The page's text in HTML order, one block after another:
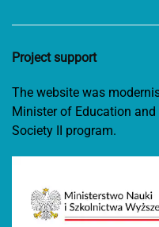
Project support
The website was
Minister of Education
Society II program.